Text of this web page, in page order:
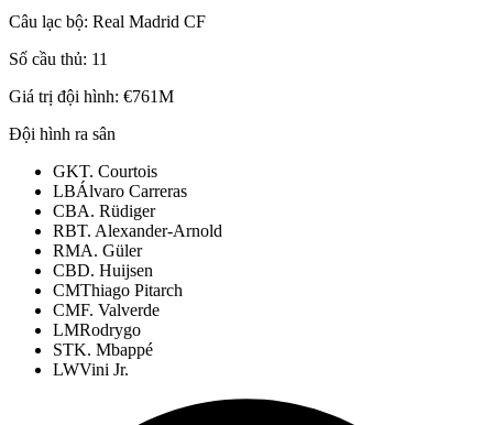
Câu lạc bộ: Real Madrid CF
Số cầu thủ: 11
Giá trị đội hình: €761M
Đội hình ra sân
GKT. Courtois
LBÁlvaro Carreras
CBA. Rüdiger
RBT. Alexander-Arnold
RMA. Güler
CBD. Huijsen
CMThiago Pitarch
CMF. Valverde
LMRodrygo
STK. Mbappé
LWVini Jr.